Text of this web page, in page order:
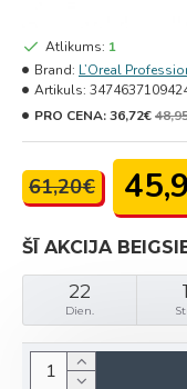
ŠĪ AKCIJA
22
Dien.
61,20€
Atlikums: 1
Brand: L’Oreal
Artikuls:
PRO CENA:36,72€